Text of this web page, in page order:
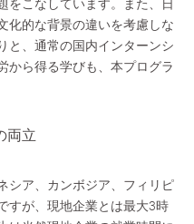
をこなしています。また、日
化的な背景の違いを考慮しな
と、通常の国内インターンシ
から得る学びも、本プログラ
両立
シア、カンボジア、フィリピ
すが、現地企業とは最大3時